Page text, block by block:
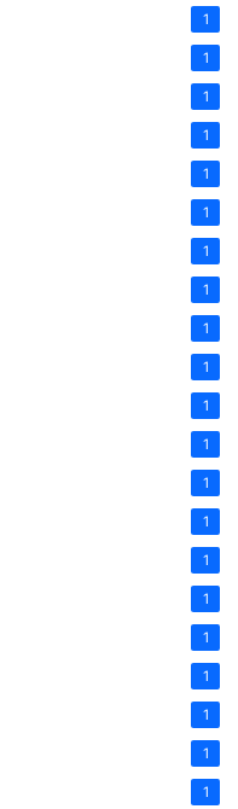
1
1
1
1
1
1
1
1
1
1
1
1
1
1
1
1
1
1
1
1
1